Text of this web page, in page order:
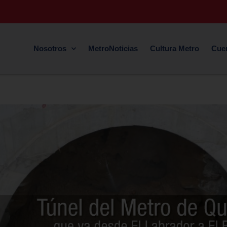
Nosotros MetroNoticias Cultura Metro